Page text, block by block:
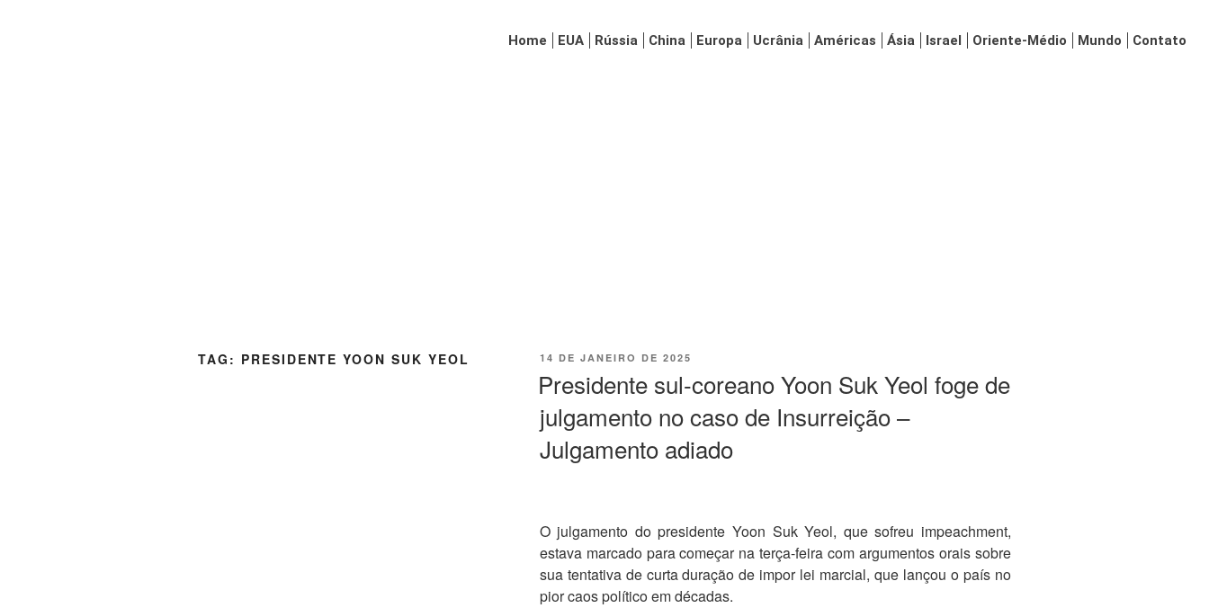
Home EUA Rússia China Europa Ucrânia Américas Ásia Israel Oriente-Médio Mundo Contato
TAG: PRESIDENTE YOON SUK YEOL 14 DE JANEIRO DE 2025
Presidente sul-coreano Yoon Suk Yeol foge de
julgamento no caso de Insurreição –
Julgamento adiado
O julgamento do presidente Yoon Suk Yeol, que sofreu impeachment,
estava marcado para começar na terça-feira com argumentos orais sobre
sua tentativa de curta duração de impor lei marcial, que lançou o país no
pior caos político em décadas.